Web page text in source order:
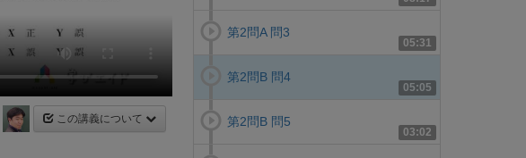
この講義について
05:31
第2問A 問3
05:05
第2問B 問4
03:02
第2問B 問5